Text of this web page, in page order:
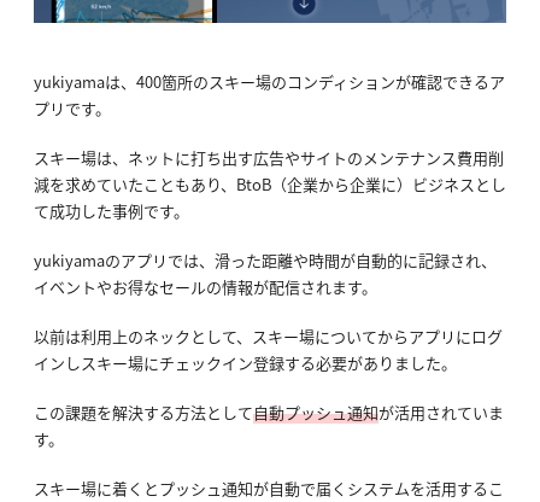
yukiyamaは、400箇所のスキー場のコンディションが確認できるア
プリです。
スキー場は、ネットに打ち出す広告やサイトのメンテナンス費用削
減を求めていたこともあり、BtoB（企業から企業に）ビジネスとし
て成功した事例です。
yukiyamaのアプリでは、滑った距離や時間が自動的に記録され、
イベントやお得なセールの情報が配信されます。
以前は利用上のネックとして、スキー場についてからアプリにログ
インしスキー場にチェックイン登録する必要がありました。
この課題を解決する方法として自動プッシュ通知が活用されていま
す。
スキー場に着くとプッシュ通知が自動で届くシステムを活用するこ